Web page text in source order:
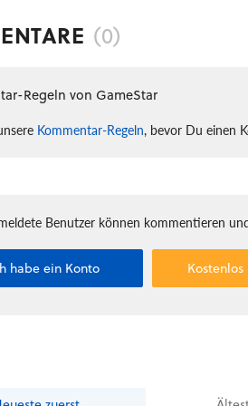
(0)
Regeln von GameStar
Kommentar-Regeln, bevor Du einen
Benutzer können kommentieren
habe ein Konto